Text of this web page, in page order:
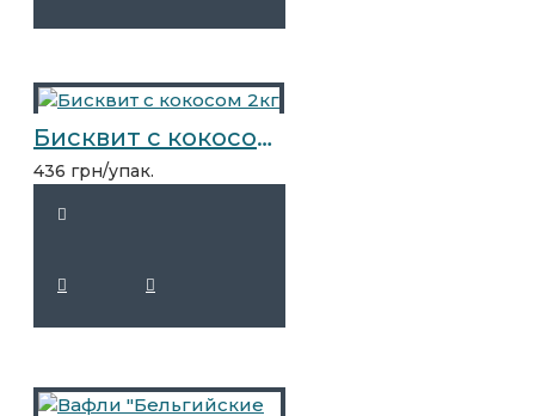
Бисквит с кокосом 2кг
436 грн/упак.